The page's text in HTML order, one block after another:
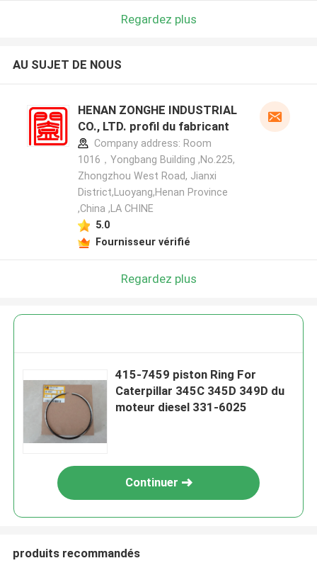
Regardez plus
AU SUJET DE NOUS
HENAN ZONGHE INDUSTRIAL
CO., LTD. profil du fabricant
Company address: Room
1016，Yongbang Building ,No.225,
Zhongzhou West Road, Jianxi
District,Luoyang,Henan Province
,China ,LA CHINE
5.0
Fournisseur vérifié
Regardez plus
415-7459 piston Ring For
Caterpillar 345C 345D 349D du
moteur diesel 331-6025
Continuer
produits recommandés